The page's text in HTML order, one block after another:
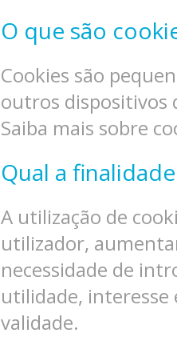
O que são
Cookies são
outros dispositivos
Saiba mais sobre
Qual a
A utilização de
utilizador,
necessidade de
utilidade, interesse
validade.